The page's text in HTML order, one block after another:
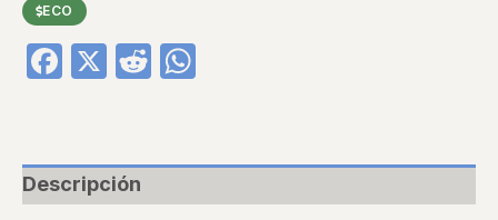
ECO
Facebook
X Reddit
Descripción